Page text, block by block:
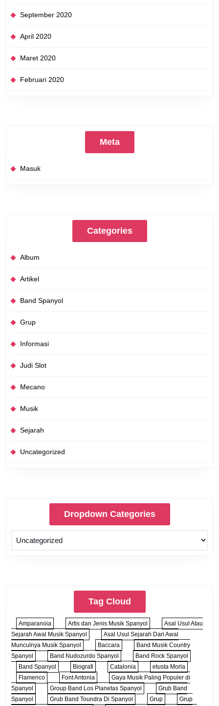
September 2020
April 2020
Maret 2020
Februari 2020
Meta
Masuk
Categories
Album
Artikel
Band Spanyol
Grup
Informasi
Judi Slot
Mecano
Musik
Sejarah
Uncategorized
Dropdown Categories
Tag Cloud
Amparanoia Artis dan Jenis Musik Spanyol
Asal Usul Atau
Sejarah Awal Musik Spanyol
Asal Usul Sejarah Dari Awal
Munculnya Musik Spanyol
Baccara
Band Musik Country
Spanyol
Band Nudozurdo Spanyol
Band Rock Spanyol
Band Spanyol
Biografi Catalonia
etusta Morla
Flamenco
Font Antonia
Gaya Musik Paling Populer di
Spanyol
Group Band Los Planetas Spanyol
Grub Band
Spanyol
Grub Band Toundra Di Spanyol Grup Grup